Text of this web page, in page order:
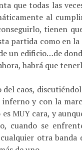
que todas las
al
tienen
partida como en
un edificio…de
habrá que
caos,
y con la
MUY cara, y
cuando se
otra banda